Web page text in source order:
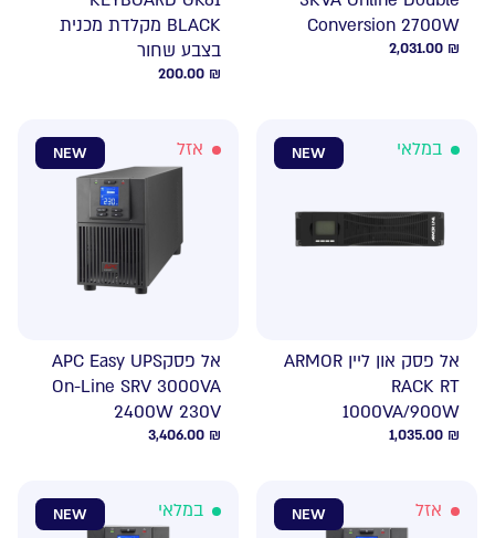
Conversion 2700W
2,031.00 ₪
BLACK מקלדת מכנית
בצבע שחור
200.00 ₪
NEW במלאי
אל פסק און ליין ARMOR
RACK RT
1000VA/900W
1,035.00 ₪
NEW אזל
אל פסקAPC Easy UPS
On-Line SRV 3000VA
2400W 230V
3,406.00 ₪
NEW אזל NEW במלאי